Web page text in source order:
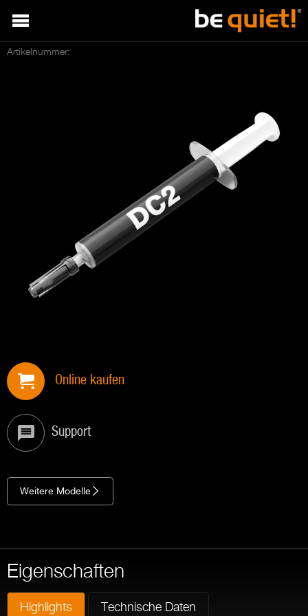
Artikelnummer:
Online kaufen
Support
Weitere Modelle
Eigenschaften
Highlights Technische Daten